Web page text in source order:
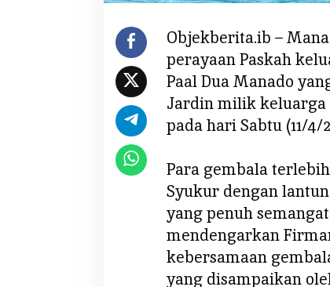
e
l
a
r
g
G
m
b
a
l
Objekberita.ib –
perayaan Paskah
Paal Dua Manado
Jardin milik keluarga
pada hari Sabtu (11/4/
Para gembala
Syukur dengan
yang penuh
mendengarkan
kebersamaan
yang disampaikan